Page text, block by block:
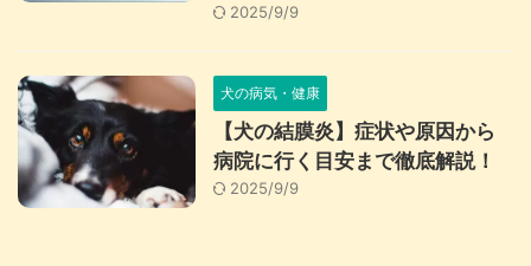
2025/9/9
犬の病気・健康
【犬の結膜炎】症状や原因から
病院に行く目安まで徹底解説！
2025/9/9